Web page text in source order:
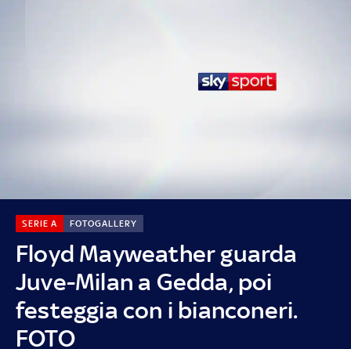
Floyd Mayweather guarda
Juve-Milan a Gedda, poi
festeggia con i bianconeri.
FOTO
SERIE A FOTOGALLERY